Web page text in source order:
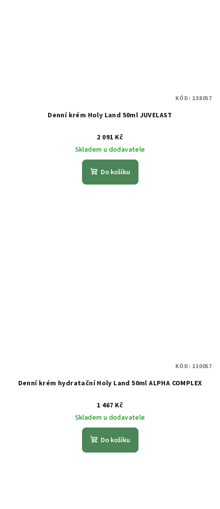
Denní krém Holy Land 50ml JUVELAST
2 091 Kč
Skladem u dodavatele
Do košíku
KÓD: 138057
Denní krém hydratační Holy Land 50ml ALPHA COMPLEX
1 467 Kč
Skladem u dodavatele
Do košíku
KÓD: 110057